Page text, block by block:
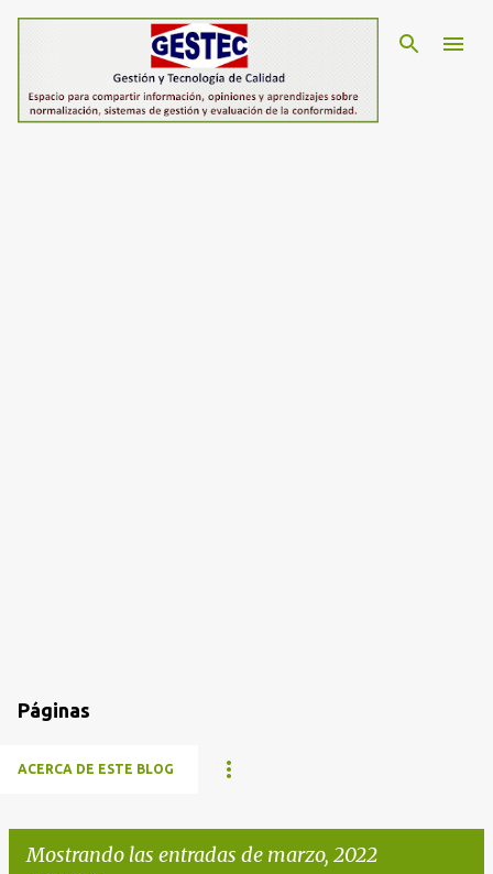
Ir al contenido principal
Páginas
ACERCA DE ESTE BLOG
Mostrando las entradas de marzo, 2022